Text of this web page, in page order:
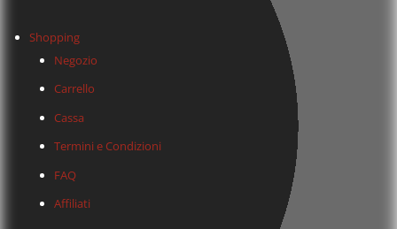
Shopping
Negozio
Carrello
Cassa
Termini e Condizioni
FAQ
Affiliati